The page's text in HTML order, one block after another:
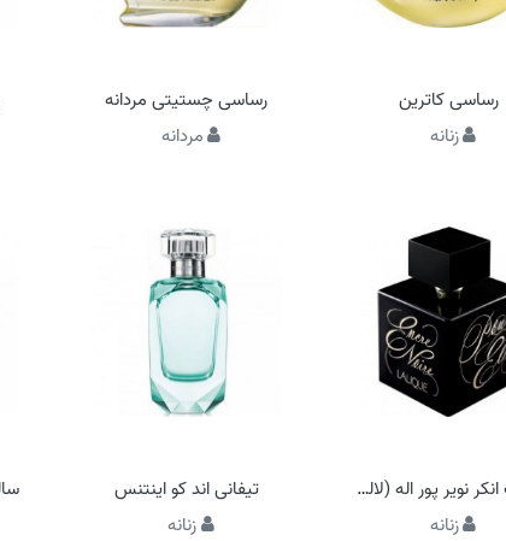
رساسی کاترین
زنانه
رساسی چستیتی مردانه
مردانه
لالیک انکر نویر پور اله (لالیک مشکی زنانه)
زنانه
تیفانی اند کو اینتنس
زنانه